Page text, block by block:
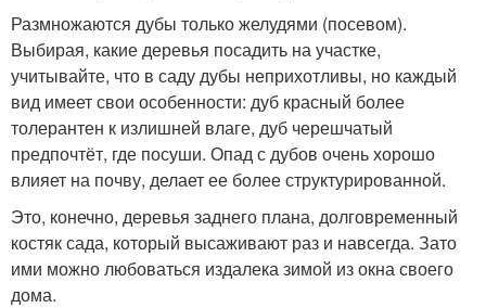
Размножаются дубы только желудями (посевом).
Выбирая, какие деревья посадить на участке,
учитывайте, что в саду дубы неприхотливы, но каждый
вид имеет свои особенности: дуб красный более
толерантен к излишней влаге, дуб черешчатый
предпочтёт, где посуши. Опад с дубов очень хорошо
влияет на почву, делает ее более структурированной.
Это, конечно, деревья заднего плана, долговременный
костяк сада, который высаживают раз и навсегда. Зато
ими можно любоваться издалека зимой из окна своего
дома.